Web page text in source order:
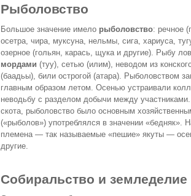
Рыболовство
Большое значение имело рыболовство: речное
осетра, чира, муксуна, нельмы, сига, хариуса,
озерное (гольян, карась, щука и другие). Рыбу
мордами (туу), сетью (илим), неводом из
(баадьы), били острогой (атара). Рыболовством
главным образом летом. Осенью устраивали
неводьбу с разделом добычи между
скота, рыболовство было основным
(«рыболов») употреблялся в значении «бедняк».
племена — так называемые «пешие» якуты —
другие.
Собиральство и земледелие